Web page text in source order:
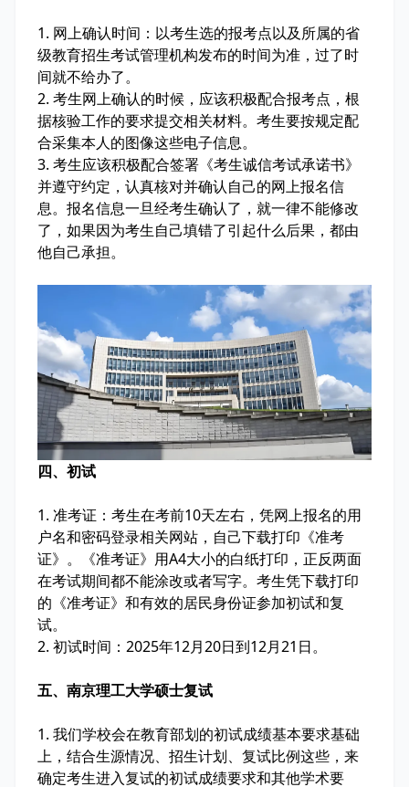
1. 网上确认时间：以考生选的报考点以及所属的省
级教育招生考试管理机构发布的时间为准，过了时
间就不给办了。
2. 考生网上确认的时候，应该积极配合报考点，根
据核验工作的要求提交相关材料。考生要按规定配
合采集本人的图像这些电子信息。
3. 考生应该积极配合签署《考生诚信考试承诺书》
并遵守约定，认真核对并确认自己的网上报名信
息。报名信息一旦经考生确认了，就一律不能修改
了，如果因为考生自己填错了引起什么后果，都由
他自己承担。
四、初试
1. 准考证：考生在考前10天左右，凭网上报名的用
户名和密码登录相关网站，自己下载打印《准考
证》。《准考证》用A4大小的白纸打印，正反两面
在考试期间都不能涂改或者写字。考生凭下载打印
的《准考证》和有效的居民身份证参加初试和复
试。
2. 初试时间：2025年12月20日到12月21日。
五、南京理工大学硕士复试
1. 我们学校会在教育部划的初试成绩基本要求基础
上，结合生源情况、招生计划、复试比例这些，来
确定考生进入复试的初试成绩要求和其他学术要